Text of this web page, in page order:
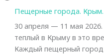
Пещерные города. Крым.
30 апреля — 11 мая
теплый в Крыму в это
Каждый пещерный